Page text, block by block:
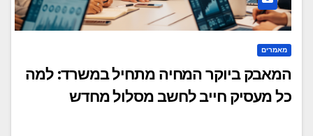
מאמרים
המאבק ביוקר המחיה מתחיל במשרד: למה
כל מעסיק חייב לחשב מסלול מחדש